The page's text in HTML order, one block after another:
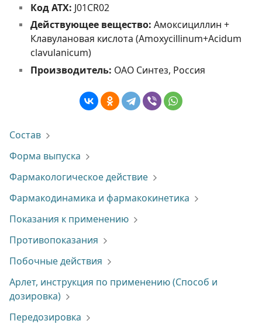
Код АТХ: J01CR02
Действующее вещество: Амоксициллин +
Клавулановая кислота (Amoxycillinum+Acidum
clavulanicum)
Производитель: ОАО Cинтез, Россия
Состав
Форма выпуска
Фармакологическое действие
Фармакодинамика и фармакокинетика
Показания к применению
Противопоказания
Побочные действия
Арлет, инструкция по применению (Способ и
дозировка)
Передозировка